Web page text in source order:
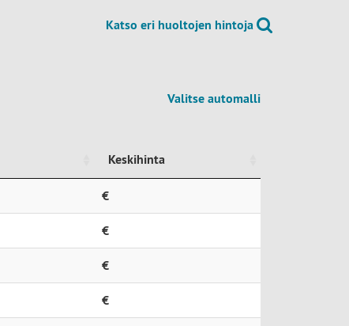
Katso eri huoltojen hintoja
Valitse automalli
Keskihinta
Keskihinta
€
€
€
€